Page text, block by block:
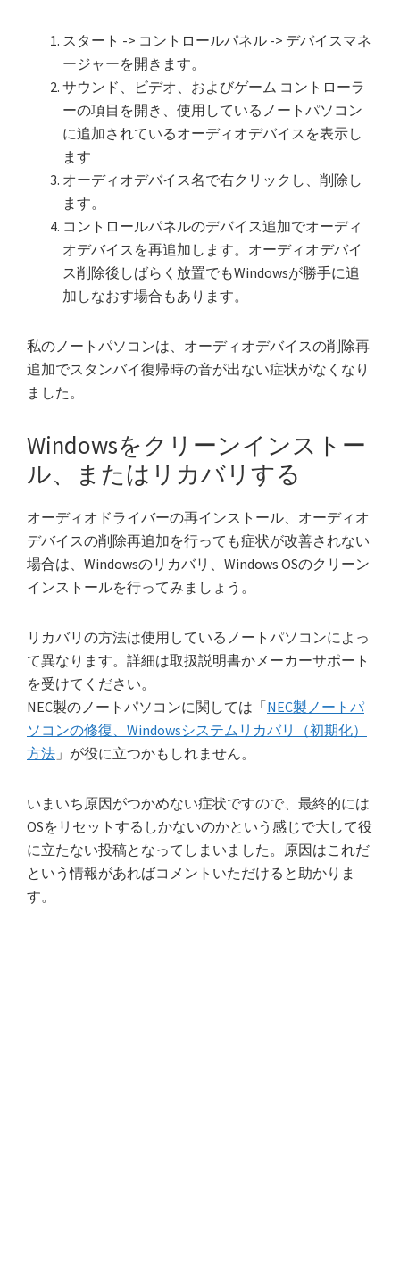
スタート -> コントロールパネル -> デバイスマネ
ージャーを開きます。
サウンド、ビデオ、およびゲーム コントローラ
ーの項目を開き、使用しているノートパソコン
に追加されているオーディオデバイスを表示し
ます
オーディオデバイス名で右クリックし、削除し
ます。
コントロールパネルのデバイス追加でオーディ
オデバイスを再追加します。オーディオデバイ
ス削除後しばらく放置でもWindowsが勝手に追
加しなおす場合もあります。
私のノートパソコンは、オーディオデバイスの削除再
追加でスタンバイ復帰時の音が出ない症状がなくなり
ました。
Windowsをクリーンインストー
ル、またはリカバリする
オーディオドライバーの再インストール、オーディオ
デバイスの削除再追加を行っても症状が改善されない
場合は、Windowsのリカバリ、Windows OSのクリーン
インストールを行ってみましょう。
リカバリの方法は使用しているノートパソコンによっ
て異なります。詳細は取扱説明書かメーカーサポート
を受けてください。
NEC製のノートパソコンに関しては「NEC製ノートパ
ソコンの修復、Windowsシステムリカバリ（初期化）
方法 」が役に立つかもしれません。
いまいち原因がつかめない症状ですので、最終的には
OSをリセットするしかないのかという感じで大して役
に立たない投稿となってしまいました。原因はこれだ
という情報があればコメントいただけると助かりま
す。